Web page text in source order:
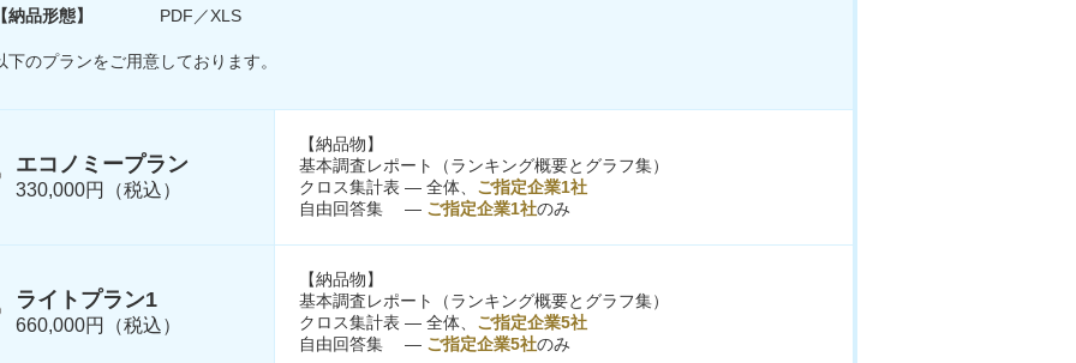
納品形態】 PDF／XLS
下のプランをご用意しております。
エコノミープラン
330,000円（税込）
【納品物】
基本調査レポート（ランキング概要とグラフ集）
クロス集計表 ― 全体、 ご指定企業1社
自由回答集 ― ご指定企業1社のみ
ライトプラン1
660,000円（税込）
【納品物】
基本調査レポート（ランキング概要とグラフ集）
クロス集計表 ― 全体、 ご指定企業5社
自由回答集 ― ご指定企業5社のみ